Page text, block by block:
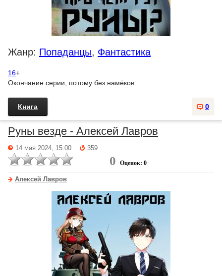
Жанр: Попаданцы, Фантастика
16+
Окончание серии, потому без намёков.
0
Книга
Руны везде - Алексей Лавров
14 мая 2024, 15:00 359
0 Оценок: 0
Алексей Лавров